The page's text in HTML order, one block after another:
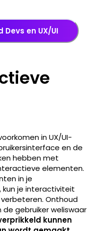
en UX/UI
in UX/UI-
en de
hebben met
elementen.
in je
kun je interactiviteit
Onthoud
gebruiker weliswaar
kunnen